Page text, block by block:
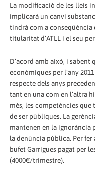
La modificació de les lleis
implicarà un canvi
tindrà com a conseqüència
titularitat d’ATLL i el seu
D’acord amb això, i sabent
econòmiques per l’any
respecte dels anys
tant en una com en l’altra
més, les competències que
de ser públiques. La
mantenen en la ignorància
la denúncia pública. Per fer
bufet Garrigues pagat per
(4000€/trimestre).